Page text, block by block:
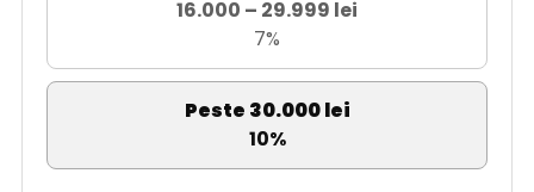
16.000 – 29.999 lei
7%
Peste 30.000 lei
10%